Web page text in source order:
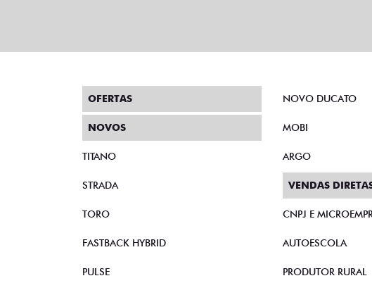
OFERTAS
NOVOS
TITANO
STRADA
TORO
FASTBACK HYBRID
PULSE
NOVO DUCATO
MOBI
ARGO
VENDAS
CNPJ E
AUTOESCOLA
PRODUTOR RURAL